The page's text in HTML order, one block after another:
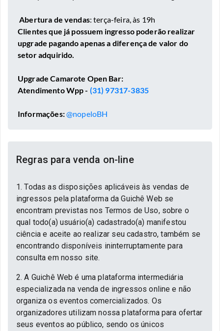
Abertura de vendas: terça-feira, às 19h
Clientes que já possuem ingresso poderão realizar
upgrade pagando apenas a diferença de valor do
setor adquirido.
Upgrade Camarote Open Bar:
Atendimento Wpp - (31) 97317-3835
Informações:@nopeloBH
Regras para venda on-line
1. Todas as disposições aplicáveis às vendas de
ingressos pela plataforma da Guichê Web se
encontram previstas nos Termos de Uso, sobre o
qual todo(a) usuário(a) cadastrado(a) manifestou
ciência e aceite ao realizar seu cadastro, também se
encontrando disponíveis ininterruptamente para
consulta em nosso site.
2. A Guichê Web é uma plataforma intermediária
especializada na venda de ingressos online e não
organiza os eventos comercializados. Os
organizadores utilizam nossa plataforma para ofertar
seus eventos ao público, sendo os únicos